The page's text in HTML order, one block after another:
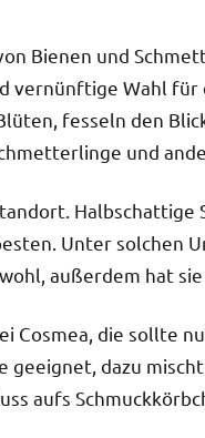
Bienen und
vernünftige Wahl für
fesseln den
und
Unter solchen
außerdem hat
Cosmea, die sollte
geeignet, dazu
aufs